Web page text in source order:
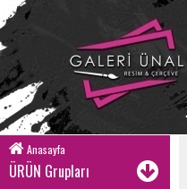
Anasayfa
ÜRÜN Grupları